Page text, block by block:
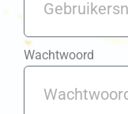
Wachtwoord